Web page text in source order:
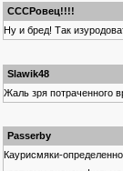
СССРовец!!!!
Ну и бред! Так
Slawik48
Жаль зря потраченного
Passerby
Каурисмяки-